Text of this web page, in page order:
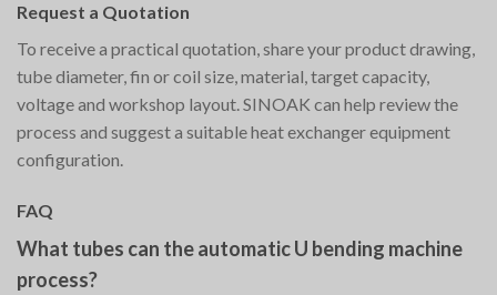
Request a Quotation
To receive a practical quotation, share your product drawing,
tube diameter, fin or coil size, material, target capacity,
voltage and workshop layout. SINOAK can help review the
process and suggest a suitable heat exchanger equipment
configuration.
FAQ
What tubes can the automatic U bending machine
process?